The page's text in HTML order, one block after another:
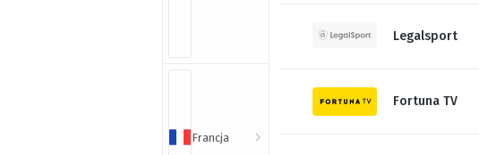
Francja
Legalsport
Fortuna TV